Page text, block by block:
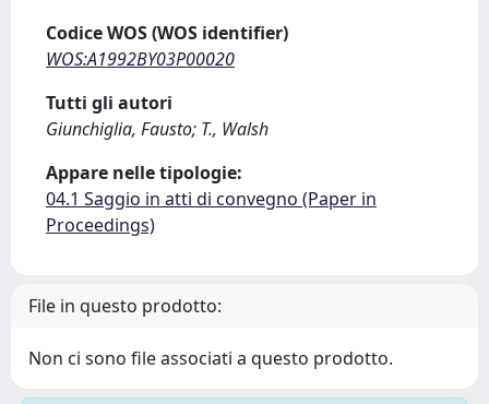
Codice WOS (WOS identifier)
WOS:A1992BY03P00020
Tutti gli autori
Giunchiglia, Fausto; T., Walsh
Appare nelle tipologie:
04.1 Saggio in atti di convegno (Paper in
Proceedings)
File in questo prodotto:
Non ci sono file associati a questo prodotto.